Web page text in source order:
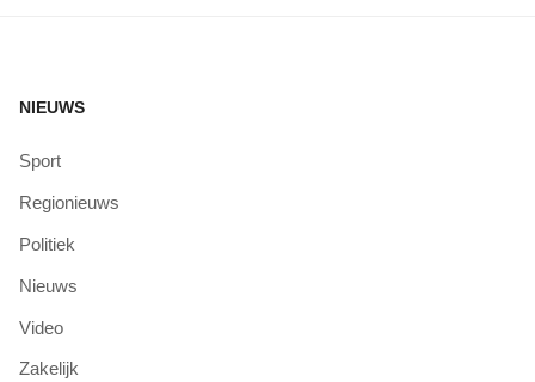
NIEUWS
Sport
Regionieuws
Politiek
Nieuws
Video
Zakelijk